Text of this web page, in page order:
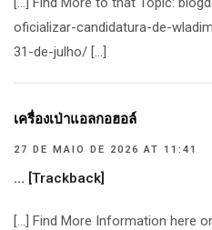
oficializar-candidatura-de-
31-de-julho/ […]
เครื่องเป่าแอลกอฮอล์
27 DE MAIO DE 2026 AT 11:41
… [Trackback]
[…] Find More Information here